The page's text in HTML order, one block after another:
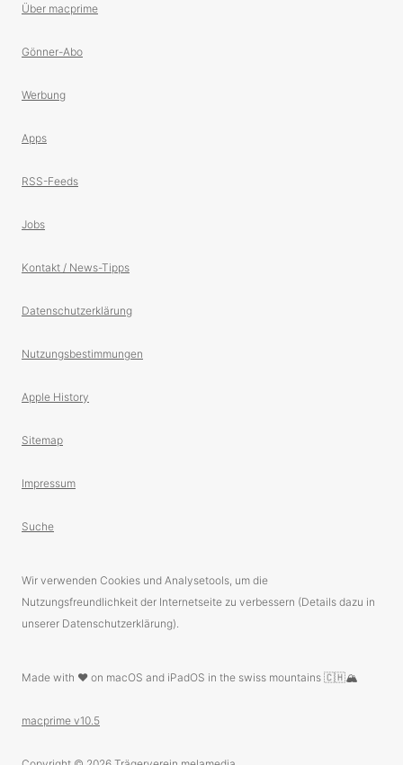
Über macprime
Gönner-Abo
Werbung
Apps
RSS-Feeds
Jobs
Kontakt / News-Tipps
Datenschutzerklärung
Nutzungsbestimmungen
Apple History
Sitemap
Impressum
Suche
Wir verwenden Cookies und Analysetools, um die
Nutzungsfreundlichkeit der Internetseite zu verbessern (Details dazu in
unserer Datenschutzerklärung).
Made with ❤️ on macOS and iPadOS in the swiss mountains 🇨🇭🏔
macprime v10.5